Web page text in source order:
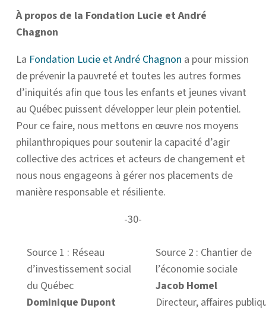
À propos de la Fondation Lucie et André
Chagnon
La Fondation Lucie et André Chagnon a pour mission
de prévenir la pauvreté et toutes les autres formes
d’iniquités afin que tous les enfants et jeunes vivant
au Québec puissent développer leur plein potentiel.
Pour ce faire, nous mettons en œuvre nos moyens
philanthropiques pour soutenir la capacité d’agir
collective des actrices et acteurs de changement et
nous nous engageons à gérer nos placements de
manière responsable et résiliente.
-30-
Source 1 : Réseau
d’investissement social
du Québec
Dominique Dupont
Source 2 : Chantier de
l’économie sociale
Jacob Homel
Directeur, affaires